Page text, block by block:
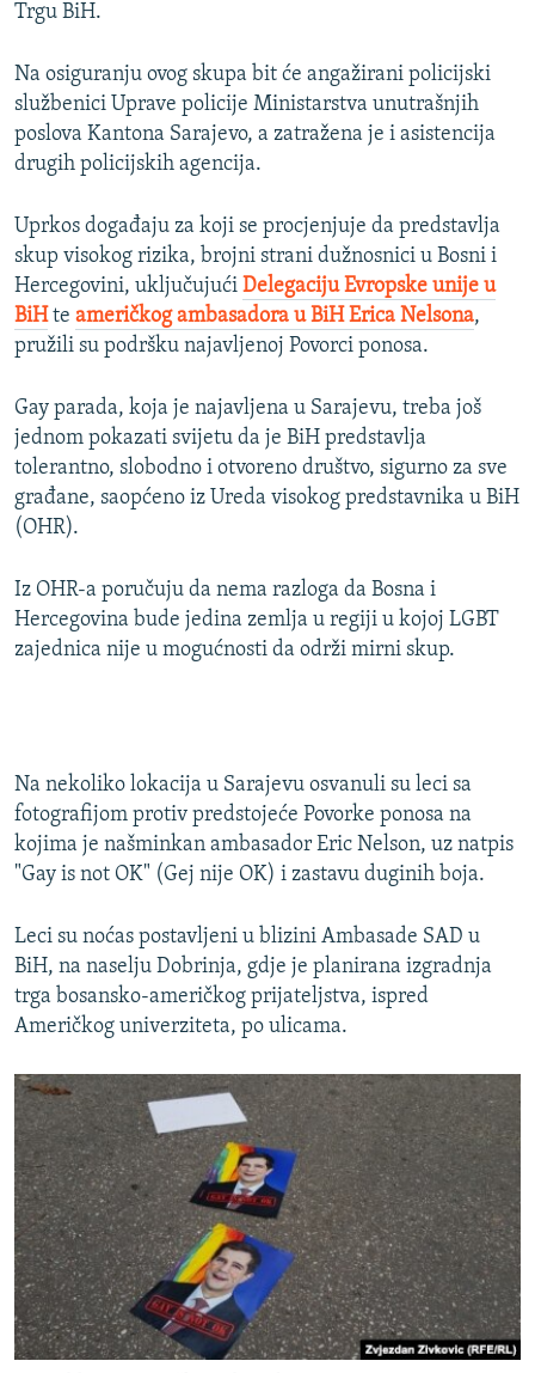
Trgu BiH.
Na osiguranju ovog skupa bit će angažirani policijski
službenici Uprave policije Ministarstva unutrašnjih
poslova Kantona Sarajevo, a zatražena je i asistencija
drugih policijskih agencija.
Uprkos događaju za koji se procjenjuje da predstavlja
skup visokog rizika, brojni strani dužnosnici u Bosni i
Hercegovini, uključujući Delegaciju Evropske unije u
BiHte američkog ambasadora u BiH Erica Nelsona,
pružili su podršku najavljenoj Povorci ponosa.
Gay parada, koja je najavljena u Sarajevu, treba još
jednom pokazati svijetu da je BiH predstavlja
tolerantno, slobodno i otvoreno društvo, sigurno za sve
građane, saopćeno iz Ureda visokog predstavnika u BiH
(OHR).
Iz OHR-a poručuju da nema razloga da Bosna i
Hercegovina bude jedina zemlja u regiji u kojoj LGBT
zajednica nije u mogućnosti da održi mirni skup.
Na nekoliko lokacija u Sarajevu osvanuli su leci sa
fotografijom protiv predstojeće Povorke ponosa na
kojima je našminkan ambasador Eric Nelson, uz natpis
"Gay is not OK" (Gej nije OK) i zastavu duginih boja.
Leci su noćas postavljeni u blizini Ambasade SAD u
BiH, na naselju Dobrinja, gdje je planirana izgradnja
trga bosansko-američkog prijateljstva, ispred
Američkog univerziteta, po ulicama.